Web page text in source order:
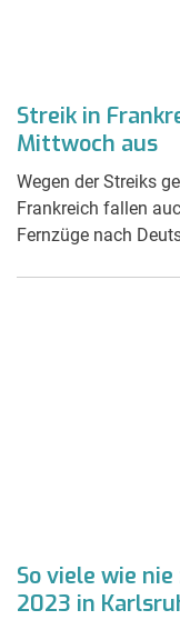
Streik in
Mittwoch aus
Wegen der Streiks
Frankreich fallen
Fernzüge nach
So viele wie
2023 in